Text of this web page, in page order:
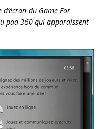
du Game For
pad 360 qui apparaissent